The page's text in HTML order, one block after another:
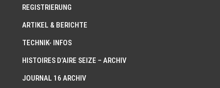
REGISTRIERUNG
ARTIKEL & BERICHTE
TECHNIK- INFOS
HISTOIRES D’AIRE SEIZE – ARCHIV
JOURNAL 16 ARCHIV